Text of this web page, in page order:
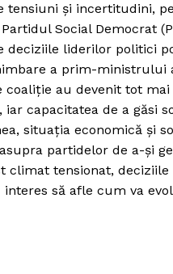
tensiuni și incertitudini,
Social Democrat
deciziile liderilor politici
a prim-ministrului
au devenit tot mai
capacitatea de a găsi
situația economică și
partidelor de a-și
climat tensionat,
să afle cum va